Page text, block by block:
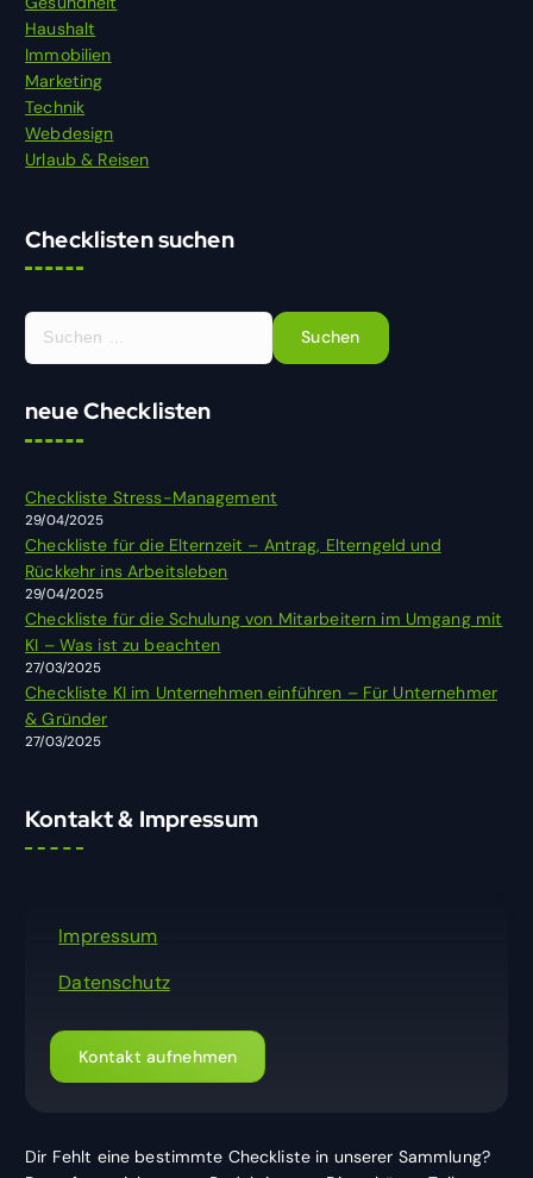
Haushalt
Immobilien
Marketing
Technik
Webdesign
Urlaub & Reisen
Checklisten suchen
S
h
a
h
:
neue Checklisten
Checkliste Stress-Management
29/04/2025
Checkliste für die Elternzeit – Antrag, Elterngeld und
Rückkehr ins Arbeitsleben
29/04/2025
Checkliste für die Schulung von Mitarbeitern im Umgang mit
KI – Was ist zu beachten
27/03/2025
Checkliste KI im Unternehmen einführen – Für Unternehmer
& Gründer
27/03/2025
Kontakt & Impressum
Impressum
Datenschutz
Kontakt aufnehmen
Dir Fehlt eine bestimmte Checkliste in unserer Sammlung?